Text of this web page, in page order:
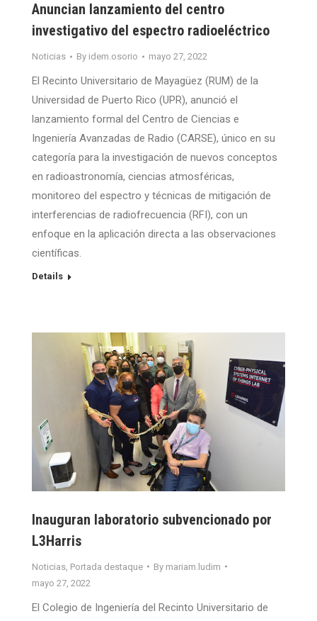
Anuncian lanzamiento del centro
investigativo del espectro radioeléctrico
Noticias By idem.osorio mayo 27, 2022
El Recinto Universitario de Mayagüez (RUM) de la
Universidad de Puerto Rico (UPR), anunció el
lanzamiento formal del Centro de Ciencias e
Ingeniería Avanzadas de Radio (CARSE), único en su
categoría para la investigación de nuevos conceptos
en radioastronomía, ciencias atmosféricas,
monitoreo del espectro y técnicas de mitigación de
interferencias de radiofrecuencia (RFI), con un
enfoque en la aplicación directa a las observaciones
científicas.
Details
Inauguran laboratorio subvencionado por
L3Harris
Noticias Portada destaque By mariam.ludim
mayo 27, 2022
El Colegio de Ingeniería del Recinto Universitario de